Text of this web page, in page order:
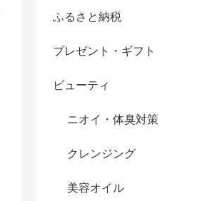
ふるさと納税
プレゼント・ギフト
ビューティ
ニオイ・体臭対策
クレンジング
美容オイル